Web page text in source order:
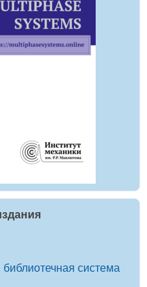
система